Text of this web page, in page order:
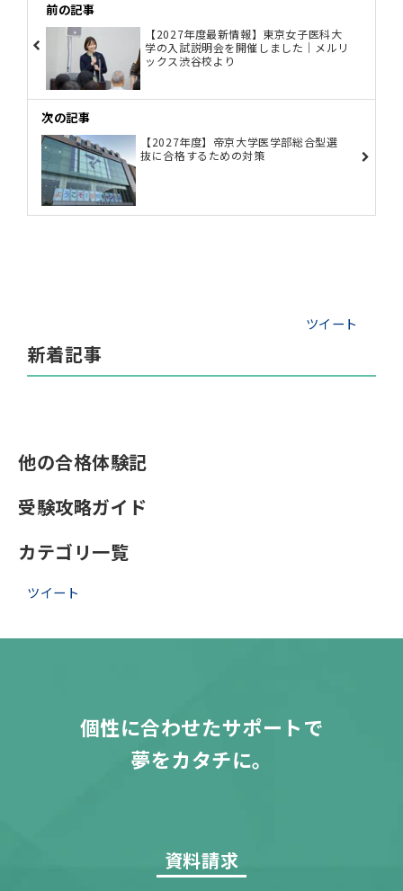
前の記事
【2027年度最新情報】東京女子医科大
学の入試説明会を開催しました｜メルリ
ックス渋谷校より
次の記事
【2027年度】帝京大学医学部総合型選
抜に合格するための対策
ツイート
新着記事
他の合格体験記
受験攻略ガイド
カテゴリ一覧
ツイート
個性に合わせたサポートで
夢をカタチに。
資料請求